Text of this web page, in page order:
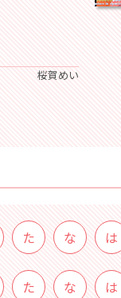
桜賀めい
た な は
た な は